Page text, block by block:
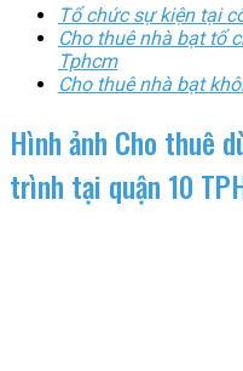
Tổ chức sự kiện tại
Cho thuê nhà bạt tổ
Tphcm
Cho thuê nhà bạt
Hình ảnh Cho thuê
trình tại quận 10